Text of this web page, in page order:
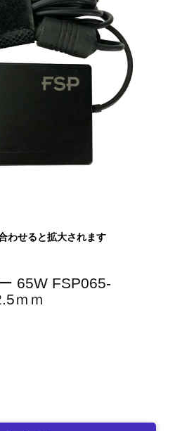
わせると拡大されます
65W FSP065-
ｍｍ